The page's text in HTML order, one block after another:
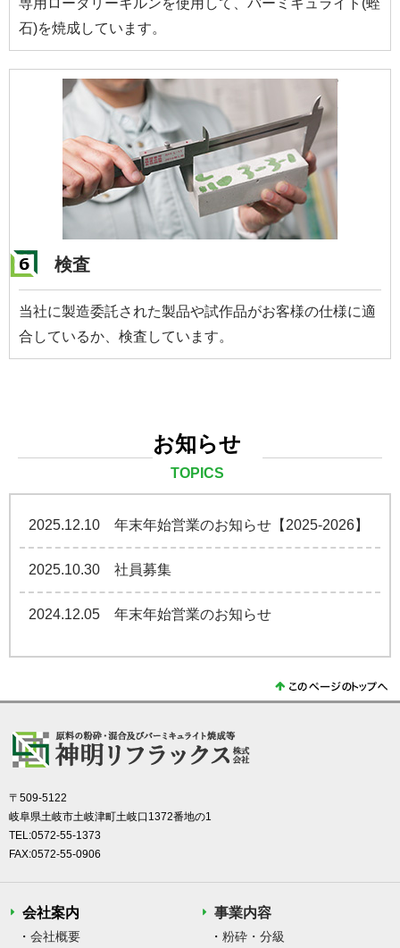
専用ロータリーキルンを使用して、バーミキュライト(蛭
石)を焼成しています。
検査
当社に製造委託された製品や試作品がお客様の仕様に適
合しているか、検査しています。
お知らせ
TOPICS
2025.12.10 年末年始営業のお知らせ【2025-2026】
2025.10.30 社員募集
2024.12.05 年末年始営業のお知らせ
〒509-5122
岐阜県土岐市土岐津町土岐口1372番地の1
TEL:0572-55-1373
FAX:0572-55-0906
会社案内
会社概要
事業内容
粉砕・分級